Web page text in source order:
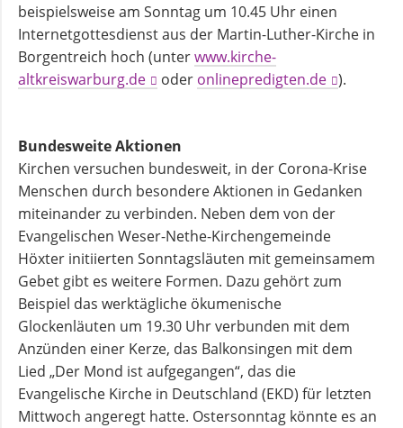
Krebsberatung
Mittagstisch
Schulmaterialienkammer
Betreuung
und
Pflege
beispielsweise am Sonntag um 10.45 Uhr einen
Internetgottesdienst aus der Martin-Luther-Kirche in
Borgentreich hoch (unterwww.kirche-
altkreiswarburg.de
oder onlinepredigten.de ).
Bundesweite Aktionen
Kirchen versuchen bundesweit, in der Corona-Krise
Menschen durch besondere Aktionen in Gedanken
miteinander zu verbinden. Neben dem von der
Evangelischen Weser-Nethe-Kirchengemeinde
Höxter initiierten Sonntagsläuten mit gemeinsamem
Gebet gibt es weitere Formen. Dazu gehört zum
Beispiel das werktägliche ökumenische
Glockenläuten um 19.30 Uhr verbunden mit dem
Anzünden einer Kerze, das Balkonsingen mit dem
Lied „Der Mond ist aufgegangen“, das die
Evangelische Kirche in Deutschland (EKD) für letzten
Mittwoch angeregt hatte. Ostersonntag könnte es an